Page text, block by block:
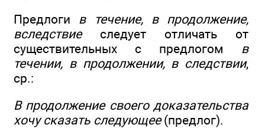
Предлоги в течение, в продолжение,
вследствиеследует отличать от
существительных с предлогом в
течении, в продолжении, в следствии,
ср.:
В продолжение своего доказательства
хочу сказать следующее(предлог).